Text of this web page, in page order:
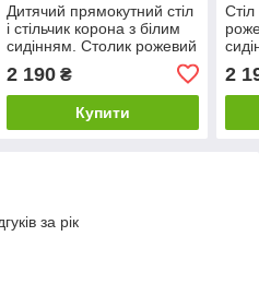
Дитячий прямокутний стіл
і стільчик корона з білим
сидінням. Столик рожевий
2 190₴
Купити
Стіл
2
за рік